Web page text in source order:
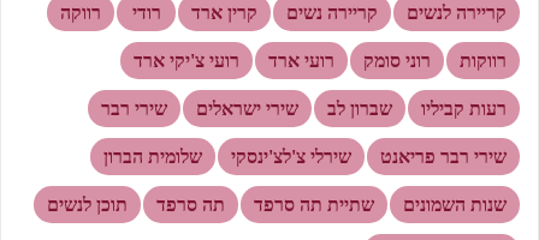
קריירה לנשים קריירה נשים קרין ארד רודי רווקה
רווקות רוני סומק רועי ארד רועי צ'יקי ארד
רעות קביליו שברון לב שירי ישראלים שירי רבר
שירי רבר פריאנט שירלי צ'לצ'ינסקי שלומית הברון
שנות השמונים שתיית תה סרפד תה סרפד תוכן לנשים